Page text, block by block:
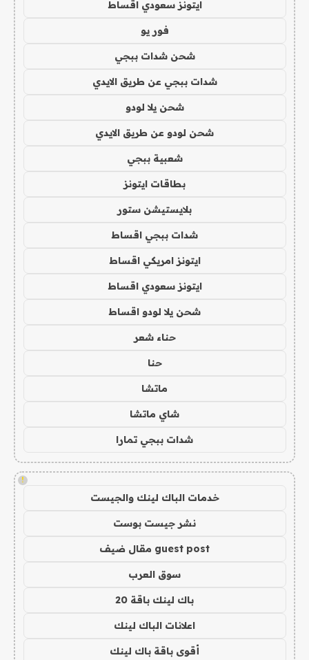
ايتونز سعودي اقساط
فور يو
شحن شدات ببجي
شدات ببجي عن طريق الايدي
شحن يلا لودو
شحن لودو عن طريق الايدي
شعبية ببجي
بطاقات ايتونز
بلايستيشن ستور
شدات ببجي اقساط
ايتونز امريكي اقساط
ايتونز سعودي اقساط
شحن يلا لودو اقساط
حناء شعر
حنا
ماتشا
شاي ماتشا
شدات ببجي تمارا
!
خدمات الباك لينك والجيست
نشر جيست بوست
guest post مقال ضيف
سوق العرب
باك لينك باقة 20
اعلانات الباك لينك
أقوى باقة باك لينك